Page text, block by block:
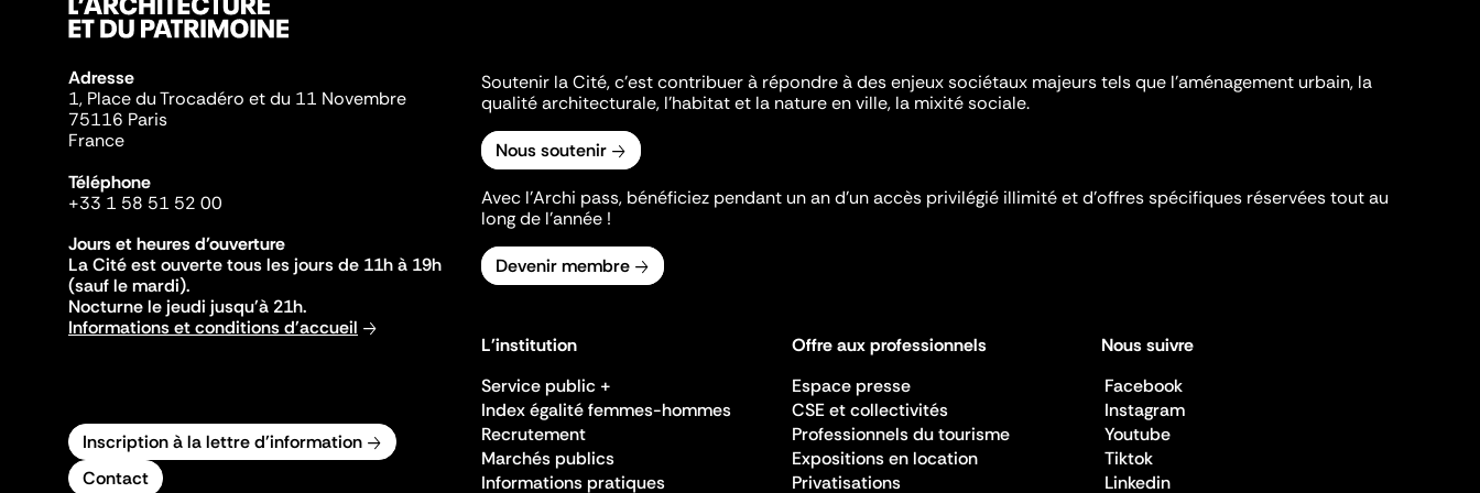
Adresse
1, Place du Trocadéro et du 11 Novembre
75116 Paris
France
Téléphone
+33 1 58 51 52 00
Jours et heures d'ouverture
La Cité est ouverte tous les jours de 11h à 19h
(sauf le mardi).
Nocturne le jeudi jusqu'à 21h.
Informations et conditions d'accueil
Inscription à la lettre d'information
Contact
Soutenir la Cité, c'est contribuer à répondre à des enjeux sociétaux majeurs tels que l'aménagement urbain, la
qualité architecturale, l'habitat et la nature en ville, la mixité sociale.
Nous soutenir
Avec l’Archi pass, bénéficiez pendant un an d’un accès privilégié illimité et d’offres spécifiques réservées tout au
long de l’année !
Devenir membre
L'institution
Service public +
Index égalité femmes-hommes
Recrutement
Marchés publics
Informations pratiques
Offre aux professionnels
Espace presse
CSE et collectivités
Professionnels du tourisme
Expositions en location
Privatisations
Nous suivre
Facebook
Instagram
Youtube
Tiktok
Linkedin